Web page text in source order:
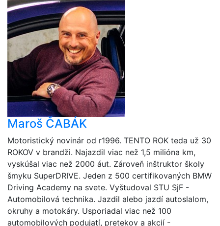
Maroš ČABÁK
Motoristický novinár od r1996. TENTO ROK teda už 30
ROKOV v brandži. Najazdil viac než 1,5 milióna km,
vyskúšal viac než 2000 áut. Zároveň inštruktor školy
šmyku SuperDRIVE. Jeden z 500 certifikovaných BMW
Driving Academy na svete. Vyštudoval STU SjF -
Automobilová technika. Jazdil alebo jazdí autoslalom,
okruhy a motokáry. Usporiadal viac než 100
automobilových podujatí, pretekov a akcií -